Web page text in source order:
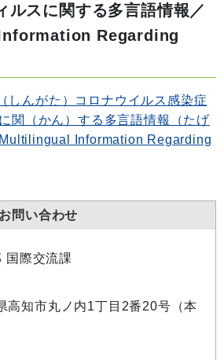
ルスに関する多言語情報／
Regarding
しんがた）コロナウイルス感染症
関（かん）する多言語情報（たげ
Information Regarding
問い合わせ
国際交流課
高知市丸ノ内1丁目2番20号（本